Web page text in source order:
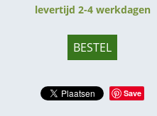
levertijd 2-4 werkdagen
BESTEL
Save